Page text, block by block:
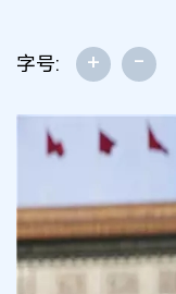
字号: + -